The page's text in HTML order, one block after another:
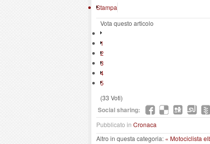
Stampa
Vota questo articolo
1
2
3
4
5
(33 Voti)
Social sharing:
Pubblicato in Cronaca
Altro in questa categoria: « Motociclista